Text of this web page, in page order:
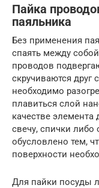
Пайка
паяльника
Без применения
спаять между
проводов
скручиваются друг
необходимо
плавиться слой
качестве элемента
свечу, спички
обусловлено тем,
поверхности
Для пайки посуды